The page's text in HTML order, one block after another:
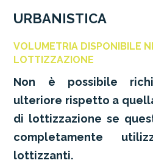
URBANISTICA
VOLUMETRIA DISPONIBILE
LOTTIZZAZIONE
Non è possibile
ulteriore rispetto a
di lottizzazione se
completamente
lottizzanti.